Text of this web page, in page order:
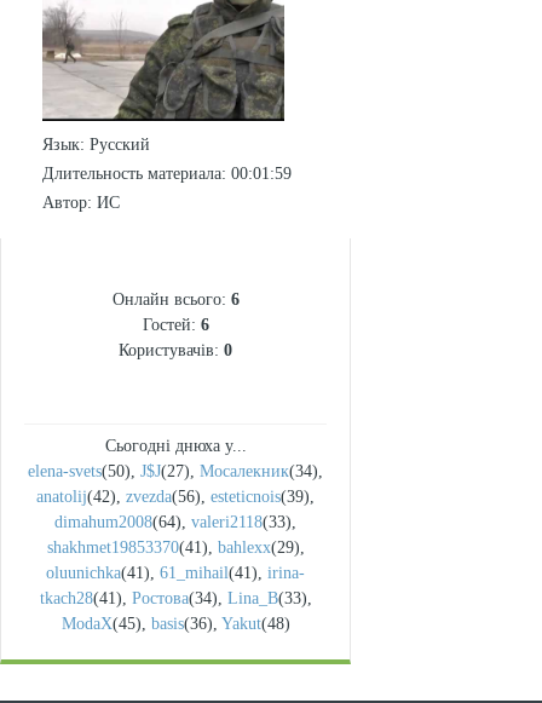
Язык: Русский
Длительность материала: 00:01:59
Автор: ИС
Онлайн всього: 6
Гостей: 6
Користувачів: 0
Сьогодні днюха у...
elena-svets(50), J$J(27), Мосалекник(34),
anatolij(42), zvezda(56), esteticnois(39),
dimahum2008(64), valeri2118(33),
shakhmet19853370(41), bahlexx(29),
oluunichka(41), 61_mihail(41), irina-
tkach28(41), Ростова(34), Lina_B(33),
ModaX(45), basis(36), Yakut(48)